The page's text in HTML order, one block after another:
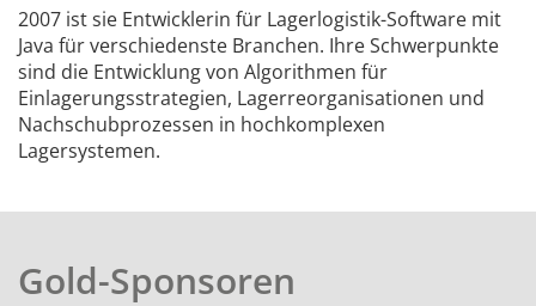
2007 ist sie Entwicklerin für Lagerlogistik-Software mit
Java für verschiedenste Branchen. Ihre Schwerpunkte
sind die Entwicklung von Algorithmen für
Einlagerungsstrategien, Lagerreorganisationen und
Nachschubprozessen in hochkomplexen
Lagersystemen.
Gold-Sponsoren